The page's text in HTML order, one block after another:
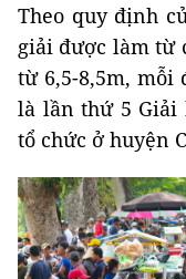
Theo quy định
giải được làm từ
từ 6,5-8,5m, mỗi
là lần thứ 5 Giải
tổ chức ở huyện